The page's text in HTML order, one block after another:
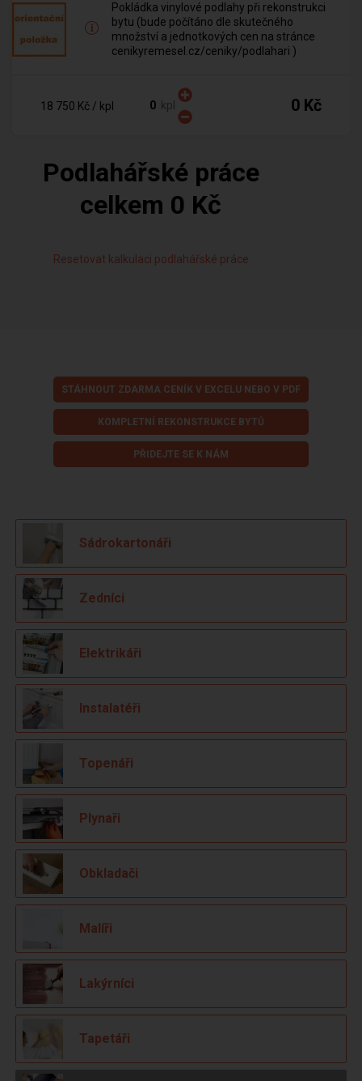
Pokládka vinylové podlahy při rekonstrukci
bytu (bude počítáno dle skutečného
množství a jednotkových cen na stránce
cenikyremesel.cz/ceniky/podlahari )
18 750 Kč / kpl kpl 0 Kč
Podlahářské práce
celkem 0 Kč
Resetovat kalkulaci podlahářské práce
STÁHNOUT ZDARMA CENÍK V EXCELU NEBO V PDF
KOMPLETNÍ REKONSTRUKCE BYTŮ
PŘIDEJTE SE K NÁM
Sádrokartonáři
Zedníci
Elektrikáři
Instalatéři
Topenáři
Plynaři
Obkladači
Malíři
Lakýrníci
Tapetáři